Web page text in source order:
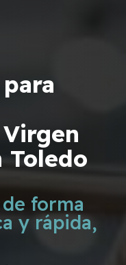
Toledo
forma
y rápida,